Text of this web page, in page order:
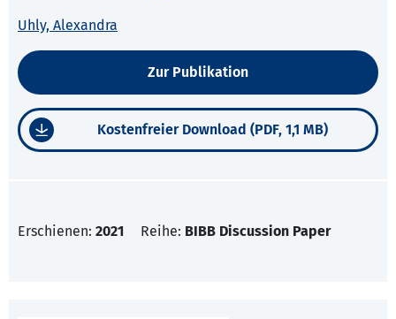
Uhly, Alexandra
Zur Publikation
Kostenfreier Download (PDF, 1,1 MB)
Erschienen: 2021 Reihe: BIBB Discussion Paper